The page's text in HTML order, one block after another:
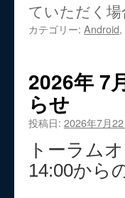
ていただく場
カテゴリー: Android,
2026年 7
らせ
投稿日: 2026年7月22
トーラム
14:00から